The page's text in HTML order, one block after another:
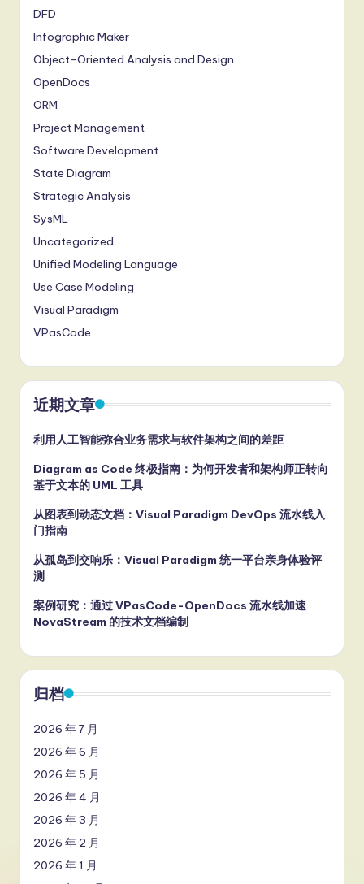
DFD
Infographic Maker
Object-Oriented Analysis and Design
OpenDocs
ORM
Project Management
Software Development
State Diagram
Strategic Analysis
SysML
Uncategorized
Unified Modeling Language
Use Case Modeling
Visual Paradigm
VPasCode
近期文章
利用人工智能弥合业务需求与软件架构之间的差距
Diagram as Code 终极指南：为何开发者和架构师正转向
基于文本的 UML 工具
从图表到动态文档：Visual Paradigm DevOps 流水线入
门指南
从孤岛到交响乐：Visual Paradigm 统一平台亲身体验评
测
案例研究：通过 VPasCode-OpenDocs 流水线加速
NovaStream 的技术文档编制
归档
2026 年 7 月
2026 年 6 月
2026 年 5 月
2026 年 4 月
2026 年 3 月
2026 年 2 月
2026 年 1 月